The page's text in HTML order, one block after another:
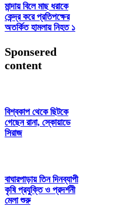
মান্দায় বিলে মাছ ধরাকে
কেন্দ্র করে প্রতিপক্ষের
অতর্কিত হামলায় নিহত ১
Sponsered
content
বিশ্বকাপ থেকে ছিটকে
গেছেন রানা, স্কোয়াডে
সিরাজ
বাঘারপাড়ায় তিন দিনব্যাপী
কৃষি প্রযুক্তি ও প্রদর্শনী
মেলা শুরু